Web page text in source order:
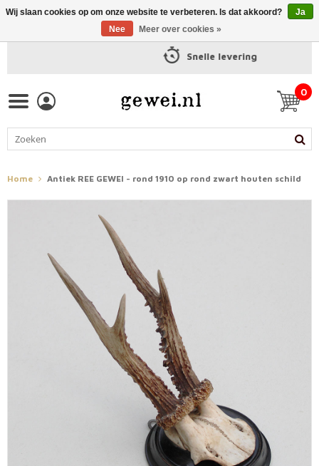
Snelle levering
0
Home Antiek REE GEWEI - rond 1910 op rond zwart houten schild
Wij slaan cookies op om onze website te verbeteren. Is dat akkoord?
Ja
Nee
Meer over cookies »